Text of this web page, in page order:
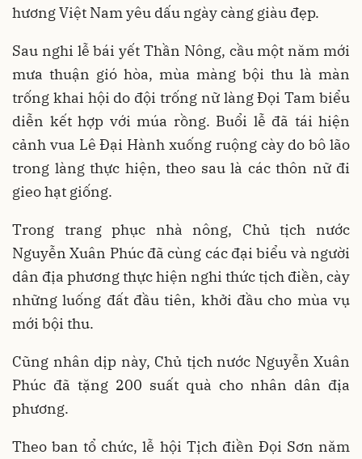
hương Việt Nam yêu dấu ngày càng giàu đẹp.
Sau nghi lễ bái yết Thần Nông, cầu một năm mới
mưa thuận gió hòa, mùa màng bội thu là màn
trống khai hội do đội trống nữ làng Đọi Tam biểu
diễn kết hợp với múa rồng. Buổi lễ đã tái hiện
cảnh vua Lê Đại Hành xuống ruộng cày do bô lão
trong làng thực hiện, theo sau là các thôn nữ đi
gieo hạt giống.
Trong trang phục nhà nông, Chủ tịch nước
Nguyễn Xuân Phúc đã cùng các đại biểu và người
dân địa phương thực hiện nghi thức tịch điền, cày
những luống đất đầu tiên, khởi đầu cho mùa vụ
mới bội thu.
Cũng nhân dịp này, Chủ tịch nước Nguyễn Xuân
Phúc đã tặng 200 suất quà cho nhân dân địa
phương.
Theo ban tổ chức, lễ hội Tịch điền Đọi Sơn năm